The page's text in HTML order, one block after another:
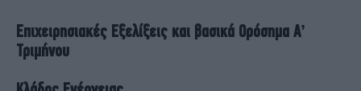
Επιχειρησιακές Εξελίξεις και βασικά Ορόσημα Α’
Τριμήνου